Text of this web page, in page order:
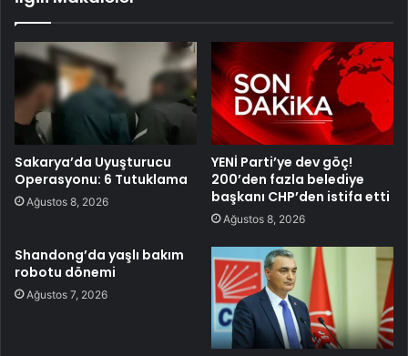
Sakarya’da Uyuşturucu
Operasyonu: 6 Tutuklama
Ağustos 8, 2026
YENİ Parti’ye dev göç!
200’den fazla belediye
başkanı CHP’den istifa etti
Ağustos 8, 2026
Shandong’da yaşlı bakım
robotu dönemi
Ağustos 7, 2026